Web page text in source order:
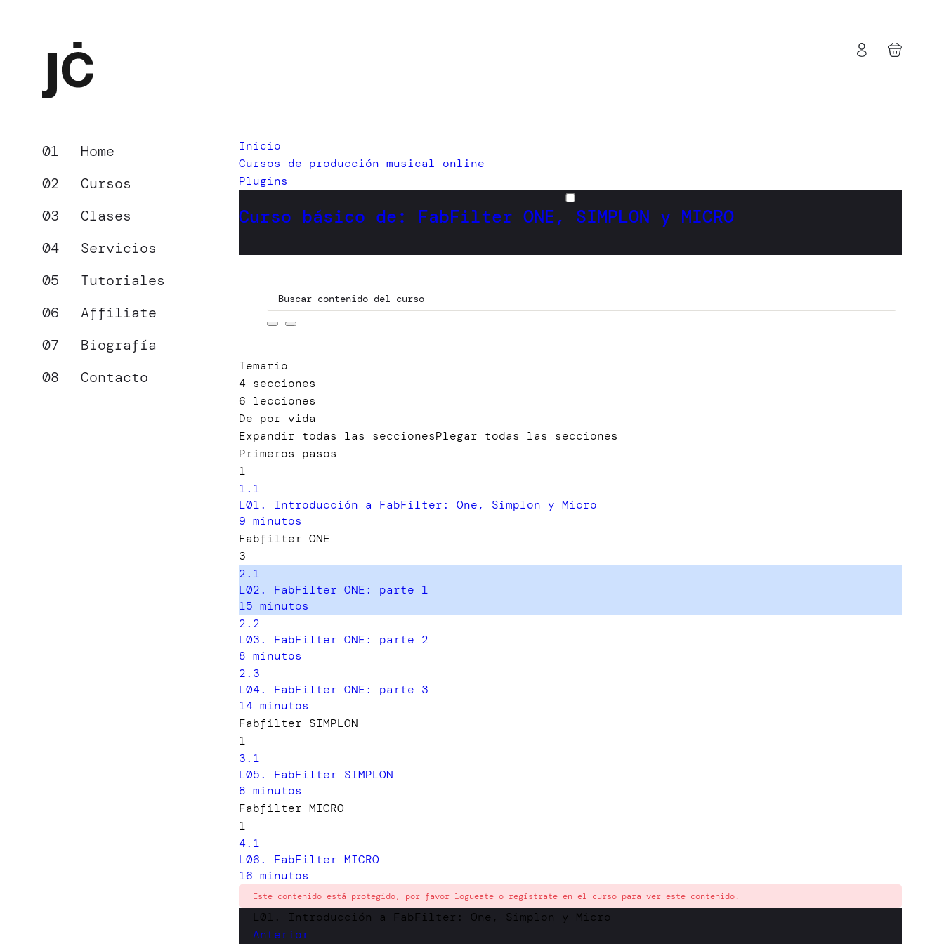
Home
Cursos
Clases
Servicios
Tutoriales
Affiliate
Biografía
Contacto
Inicio
Cursos de producción musical online
Plugins
Curso básico de: FabFilter ONE, SIMPLON y MICRO
Temario
4 secciones
6 lecciones
De por vida
Expandir todas las seccionesPlegar todas las secciones
Primeros pasos
1
1.1
L01. Introducción a FabFilter: One, Simplon y Micro
9 minutos
Fabfilter ONE
3
2.1
L02. FabFilter ONE: parte 1
15 minutos
2.2
L03. FabFilter ONE: parte 2
8 minutos
2.3
L04. FabFilter ONE: parte 3
14 minutos
Fabfilter SIMPLON
1
3.1
L05. FabFilter SIMPLON
8 minutos
Fabfilter MICRO
1
4.1
L06. FabFilter MICRO
16 minutos
Este contenido está protegido, por favor logueate o regístrate en el curso para ver este contenido.
L01. Introducción a FabFilter: One, Simplon y Micro
Anterior